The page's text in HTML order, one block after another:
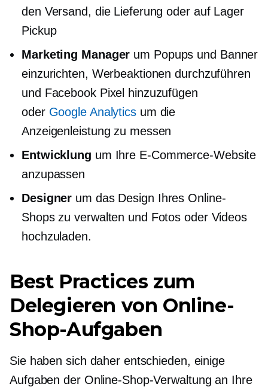
den Versand, die Lieferung oder auf Lager
Pickup
Marketing Manager um Popups und Banner
einzurichten, Werbeaktionen durchzuführen
und Facebook Pixel hinzuzufügen
oder Google Analyticsum die
Anzeigenleistung zu messen
Entwicklung um Ihre E-Commerce-Website
anzupassen
Designer um das Design Ihres Online-
Shops zu verwalten und Fotos oder Videos
hochzuladen.
Best Practices zum
Delegieren von Online-
Shop-Aufgaben
Sie haben sich daher entschieden, einige
Aufgaben der Online-Shop-Verwaltung an Ihre